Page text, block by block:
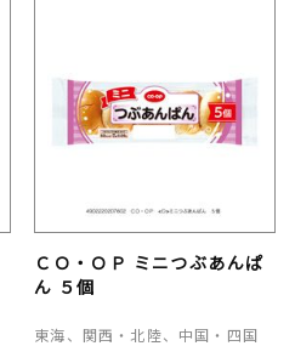
ＣＯ・ＯＰ ミニつぶあんぱ
ん ５個
東海、関西・北陸、中国・四国